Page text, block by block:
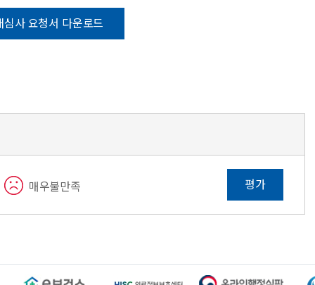
심사 요청서 다운로드
매우불만족 평가